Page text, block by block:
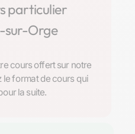
particulier
sur-Orge
cours offert sur notre
le format de cours qui
la suite.